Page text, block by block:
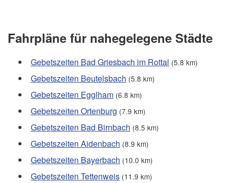
Fahrpläne für nahegelegene Städte
Gebetszeiten Bad Griesbach im Rottal (5.8 km)
Gebetszeiten Beutelsbach (5.8 km)
Gebetszeiten Egglham (6.8 km)
Gebetszeiten Ortenburg (7.9 km)
Gebetszeiten Bad Birnbach (8.5 km)
Gebetszeiten Aidenbach (8.9 km)
Gebetszeiten Bayerbach (10.0 km)
Gebetszeiten Tettenweis (11.9 km)